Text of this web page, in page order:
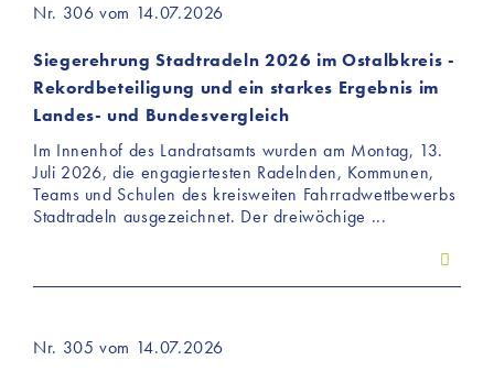
Nr. 306 vom 14.07.2026
Siegerehrung Stadtradeln 2026 im Ostalbkreis -
Rekordbeteiligung und ein starkes Ergebnis im
Landes- und Bundesvergleich
Im Innenhof des Landratsamts wurden am Montag, 13.
Juli 2026, die engagiertesten Radelnden, Kommunen,
Teams und Schulen des kreisweiten Fahrradwettbewerbs
Stadtradeln ausgezeichnet. Der dreiwöchige ...
Nr. 305 vom 14.07.2026